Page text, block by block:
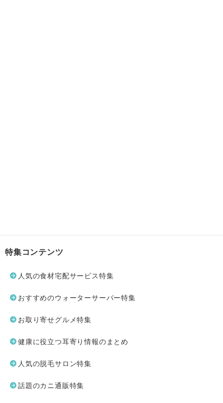
特集コンテンツ
人気の食材宅配サービス特集
おすすめのウォーターサーバー特集
お取り寄せグルメ特集
健康に役立つ耳寄り情報のまとめ
人気の脱毛サロン特集
話題のカニ通販特集